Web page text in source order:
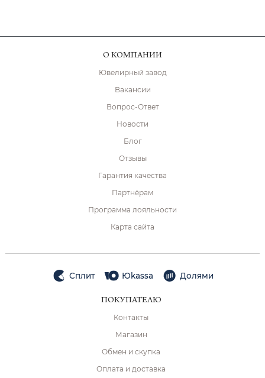
О КОМПАНИИ
Ювелирный завод
Вакансии
Вопрос-Ответ
Новости
Блог
Отзывы
Гарантия качества
Партнёрам
Программа лояльности
Карта сайта
Сплит Юkassa Долями
ПОКУПАТЕЛЮ
Контакты
Магазин
Обмен и скупка
Оплата и доставка